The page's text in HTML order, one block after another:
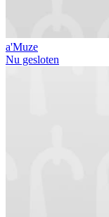
a'Muze
Nu gesloten